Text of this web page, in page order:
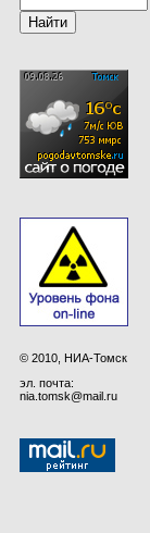
© 2010, НИА-Томск
эл. почта:
nia.tomsk@mail.ru